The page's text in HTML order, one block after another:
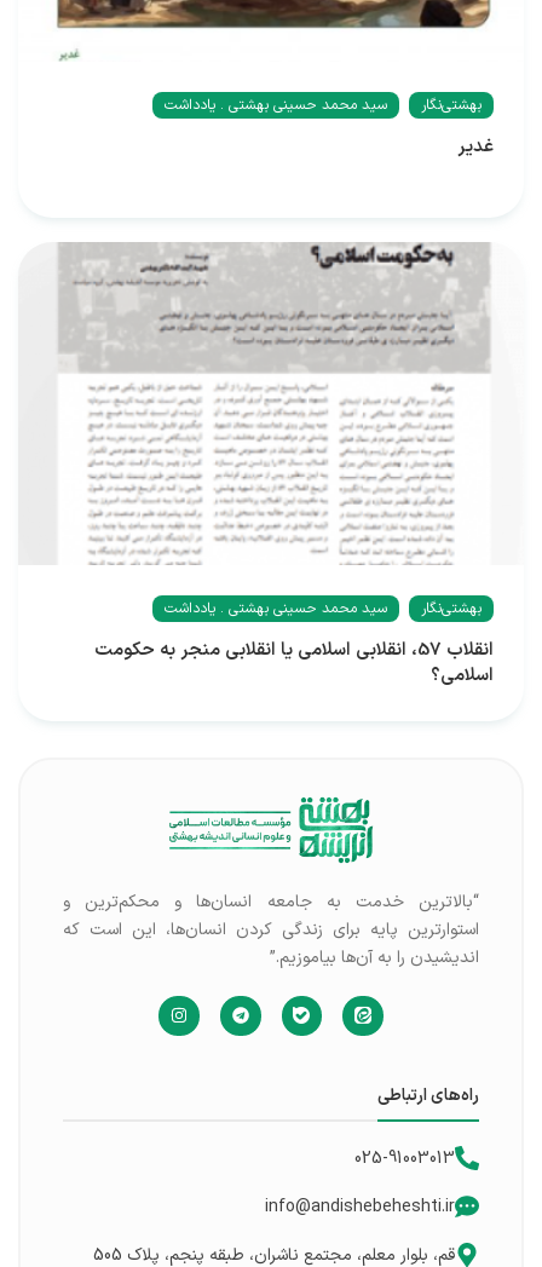
بهشتی‌نگار سید محمد حسینی بهشتی . یادداشت
غدیر
بهشتی‌نگار سید محمد حسینی بهشتی . یادداشت
انقلاب 57، انقلابی اسلامی یا انقلابی منجر به حکومت
اسلامی؟
“بالاترین خدمت به جامعه انسان‌ها و محکم‌ترین و
استوارترین پایه برای زندگی کردن انسان‌ها، این است که
اندیشیدن را به آن‌ها بیاموزیم.”
راه‌های ارتباطی
025-91003013
info@andishebeheshti.ir
قم، بلوار معلم، مجتمع ناشران، طبقه پنجم، پلاک 505